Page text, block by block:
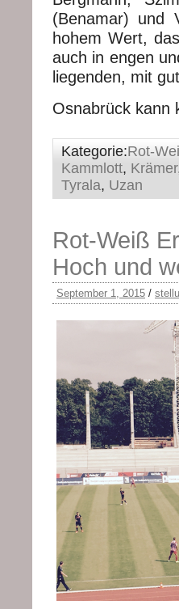
(Benamar) und
hohem Wert,
auch in engen
liegenden, mit
Osnabrück kann
Kategorie:Rot-
Kammlott, Krämer
Tyrala, Uzan
Rot-Weiß
Hoch und
September 1, 2015 /